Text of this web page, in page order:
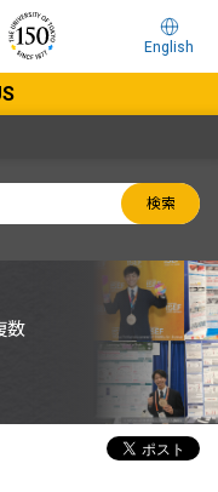
English
検索
数